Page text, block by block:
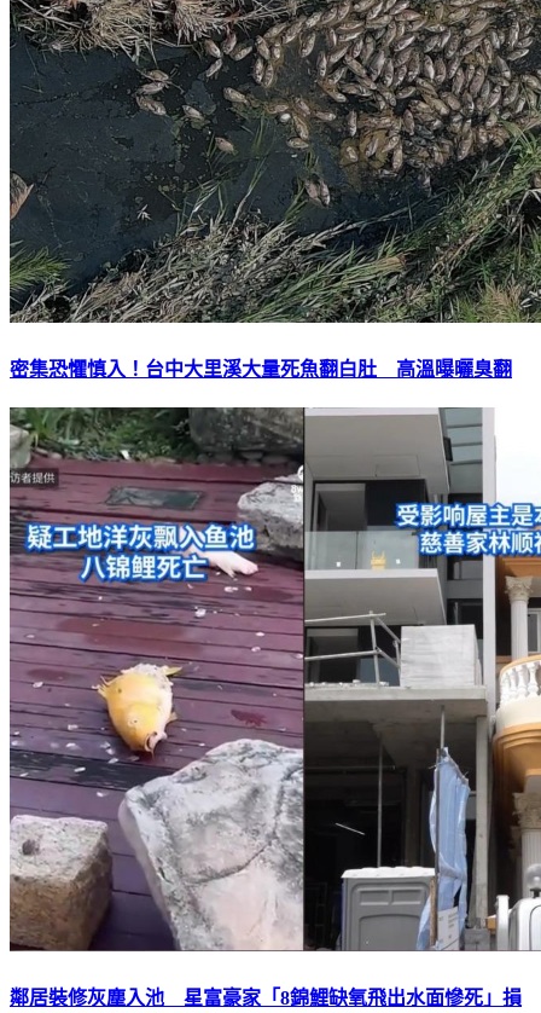
密集恐懼慎入！台中大里溪大量死魚翻白肚 高溫曝曬臭翻
鄰居裝修灰塵入池 星富豪家「8錦鯉缺氧飛出水面慘死」損